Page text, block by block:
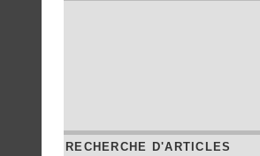
RECHERCHE D'ARTICLES